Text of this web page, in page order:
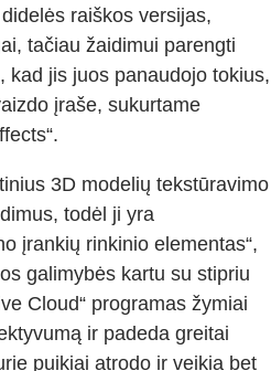
raiškos versijas,
tačiau žaidimui parengti
kad jis juos panaudojo tokius,
įraše, sukurtame
3D modelių tekstūravimo
todėl ji yra
įrankių rinkinio elementas“,
galimybės kartu su stipriu
Cloud“ programas žymiai
ir padeda greitai
puikiai atrodo ir veikia bet